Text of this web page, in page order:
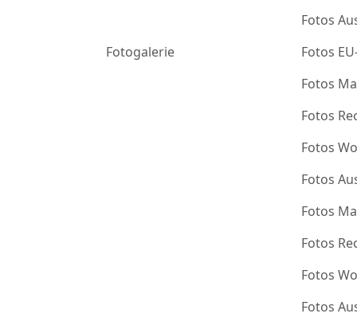
Fotogalerie
Fotos
Fotos
Fotos
Fotos
Fotos
Fotos
Fotos
Fotos
Fotos
Fotos